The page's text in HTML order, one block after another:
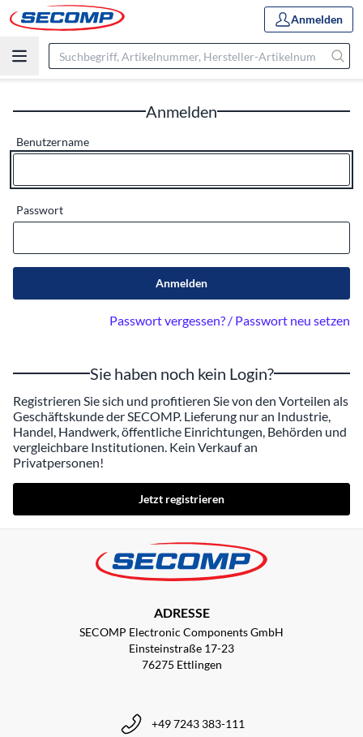
Anmelden
Anmelden
Benutzername
Passwort
Anmelden
Passwort vergessen? / Passwort neu setzen
Sie haben noch kein Login?
Registrieren Sie sich und profitieren Sie von den Vorteilen als
Geschäftskunde der SECOMP. Lieferung nur an Industrie,
Handel, Handwerk, öffentliche Einrichtungen, Behörden und
vergleichbare Institutionen. Kein Verkauf an
Privatpersonen!
Jetzt registrieren
ADRESSE
SECOMP Electronic Components GmbH
Einsteinstraße 17-23
76275 Ettlingen
+49 7243 383-111